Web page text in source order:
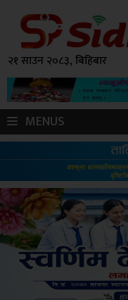
२१ साउन २०८३, बिहिबार
MENUS